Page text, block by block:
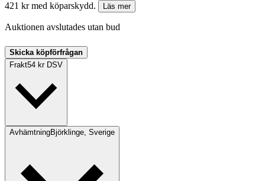
421 kr med köparskydd.
Läs mer
Auktionen avslutades utan bud
Skicka köpförfrågan
Frakt54 kr DSV
AvhämtningBjörklinge, Sverige